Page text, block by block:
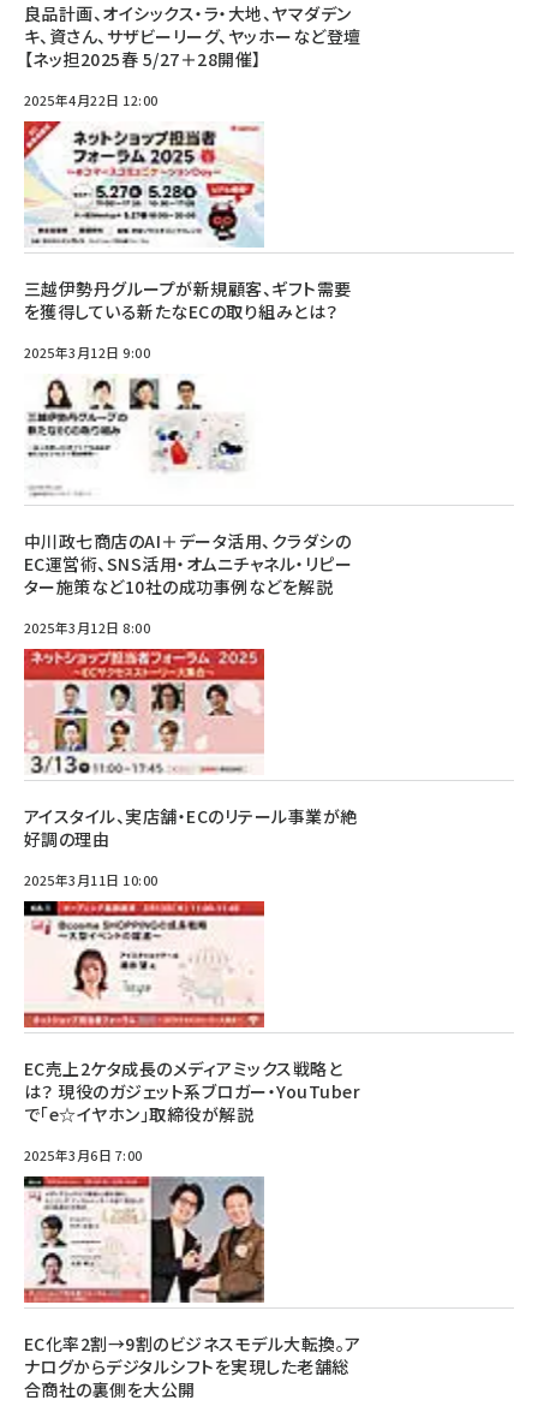
良品計画、オイシックス・ラ・大地、ヤマダデン
キ、資さん、サザビーリーグ、ヤッホーなど登壇
【ネッ担2025春 5/27＋28開催】
2025年4月22日 12:00
三越伊勢丹グループが新規顧客、ギフト需要
を獲得している新たなECの取り組みとは？
2025年3月12日 9:00
中川政七商店のAI＋データ活用、クラダシの
EC運営術、SNS活用・オムニチャネル・リピー
ター施策など10社の成功事例などを解説
2025年3月12日 8:00
アイスタイル、実店舗・ECのリテール事業が絶
好調の理由
2025年3月11日 10:00
EC売上2ケタ成長のメディアミックス戦略と
は？ 現役のガジェット系ブロガー・YouTuber
で「e☆イヤホン」取締役が解説
2025年3月6日 7:00
EC化率2割→9割のビジネスモデル大転換。ア
ナログからデジタルシフトを実現した老舗総
合商社の裏側を大公開